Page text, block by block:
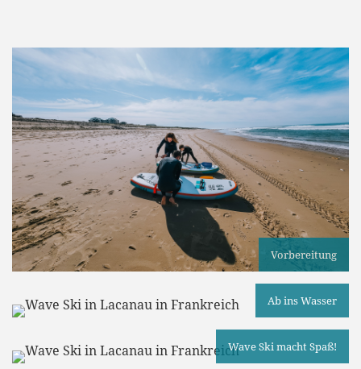
Vorbereitung
Ab ins Wasser
Wave Ski macht Spaß!